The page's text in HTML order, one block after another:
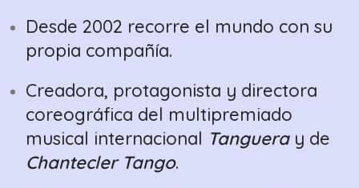
Desde 2002 recorre el mundo con su
propia compañía.
Creadora, protagonista y directora
coreográfica del multipremiado
musical internacional Tangueray de
Chantecler Tango.